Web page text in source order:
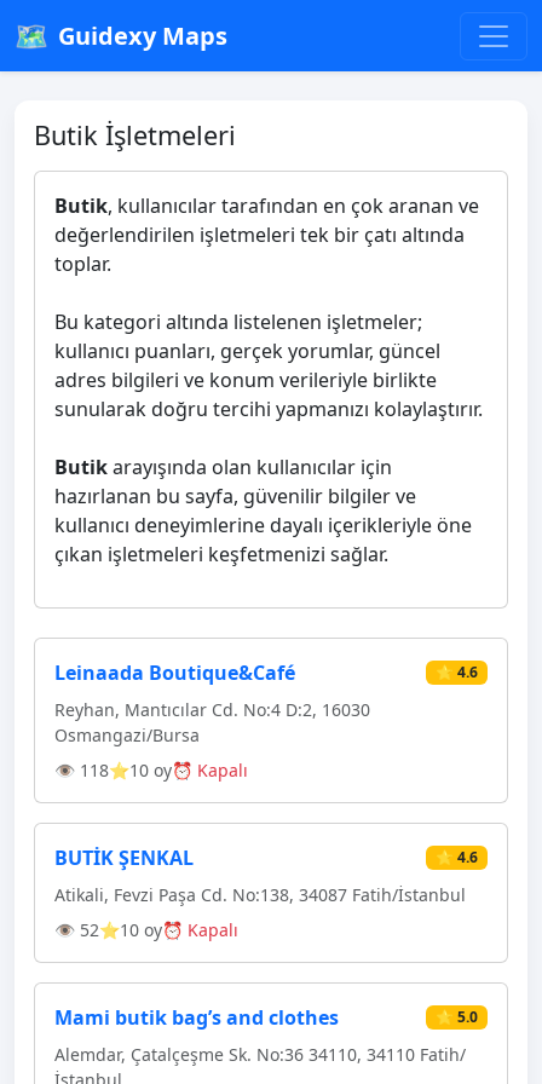
🗺️ Guidexy Maps
Butik İşletmeleri
Butik, kullanıcılar tarafından en çok aranan ve
değerlendirilen işletmeleri tek bir çatı altında
toplar.
Bu kategori altında listelenen işletmeler;
kullanıcı puanları, gerçek yorumlar, güncel
adres bilgileri ve konum verileriyle birlikte
sunularak doğru tercihi yapmanızı kolaylaştırır.
Butikarayışında olan kullanıcılar için
hazırlanan bu sayfa, güvenilir bilgiler ve
kullanıcı deneyimlerine dayalı içerikleriyle öne
çıkan işletmeleri keşfetmenizi sağlar.
Leinaada Boutique&Café ⭐ 4.6
Reyhan, Mantıcılar Cd. No:4 D:2, 16030
Osmangazi̇/Bursa
👁 118⭐10 oy⏰ Kapalı
BUTİK ŞENKAL ⭐ 4.6
Atikali, Fevzi Paşa Cd. No:138, 34087 Fatih/İstanbul
👁 52⭐10 oy⏰ Kapalı
Mami butik bag’s and clothes ⭐ 5.0
Alemdar, Çatalçeşme Sk. No:36 34110, 34110 Fatih/